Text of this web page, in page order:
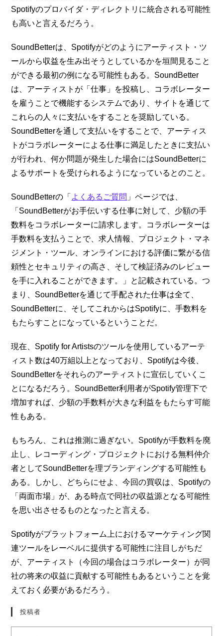
Spotifyのプロバイダ・ディレクトリに統合される可能性
も高いと言えるだろう。
SoundBetterは、Spotifyがどのようにアーティスト・ツ
ールから収益を生み出そうとしているかを垣間見ること
ができる最初の例になる可能性もある。SoundBetter
は、アーティストが「仕事」を投稿し、コラボレーター
を雇うことで機能するシステムであり、サイトを通じて
これらの人々に支払いをすることを奨励している。
SoundBetterを通して支払いをすることで、アーティス
トがコラボレーターによる仕事に満足したときに支払い
が行われ、何か問題が発生した場合にはSoundBetterに
よるサポートを受けられるようになっているとのこと。
SoundBetterの「 よくあるご質問 」ページでは、
「SoundBetterがお手伝いする仕事に対して、少額の手
数料をコラボレーターに請求します。コラボレーターは
手数料を支払うことで、求人情報、プロジェクト・マネ
ジメント・ツール、オンラインにおける評価に繋がる信
頼性とセキュリティの高さ、そして検証済みのレビュー
を手に入れることができます。」と記載されている。つ
まり、SoundBetterを通じて手配された仕事は全て、
SoundBetterに、そしてこれからはSpotifyに、手数料を
もたらすことになっているということだ。
現在、Spotify for Artistsのツールを使用しているアーテ
ィスト数は40万組以上となっており、Spotifyは今後、
SoundBetterをそれらのアーティストに宣伝していくこ
とになるだろう。SoundBetter利用者がSpotify管理下で
増加すれば、少額の手数料が大きな利益をもたらす可能
性もある。
もちろん、これは推測に過ぎない。Spotifyが手数料を廃
止し、レコーディング・プロジェクトにおける無料仲介
者としてSoundBetterを理ブランディングする可能性も
ある。しかし、どちらにせよ、今回の買収は、Spotifyの
「両面市場」が、ある時点で同社の収益源となる可能性
を思い出させるものとなったと言える。
Spotifyがプラットフォーム上におけるマーケティング関
連ツールをレーベルに提供する可能性に注目しがちだ
が、アーティスト（今回の場合はコラボレーター）が同
社の将来の収益に貢献する可能性もあるということを覚
えておく必要があるだろう。
投稿者